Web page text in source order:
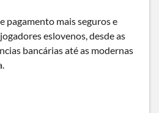
pagamento mais seguros e
eslovenos, desde as
bancárias até as modernas